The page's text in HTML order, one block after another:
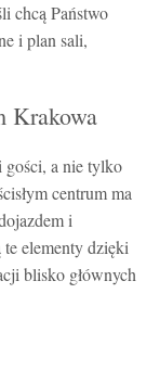
chcą Państwo
i plan sali,
Krakowa
gości, a nie tylko
centrum ma
i
te elementy dzięki
blisko głównych